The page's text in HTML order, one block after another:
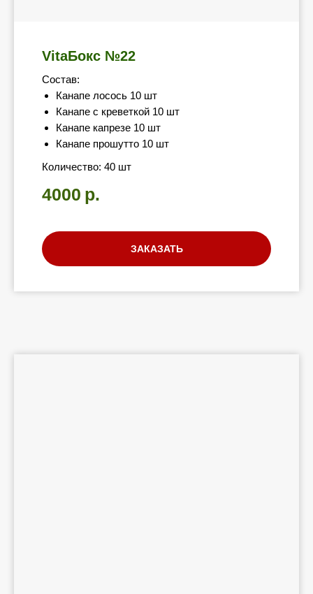
VitaБокс №22
Состав:
Канапе лосось 10 шт
Канапе с креветкой 10 шт
Канапе капрезе 10 шт
Канапе прошутто 10 шт
Количество: 40 шт
4000 р.
ЗАКАЗАТЬ